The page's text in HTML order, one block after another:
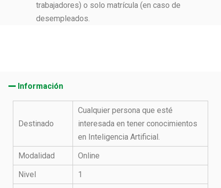
trabajadores) o solo matrícula (en caso de
desempleados.
Información
Destinado
Cualquier persona que esté
interesada en tener conocimientos
en Inteligencia Artificial.
Modalidad
Online
Nivel
1